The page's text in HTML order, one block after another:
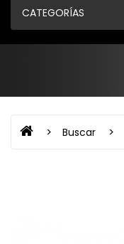
CATEGORÍAS
Buscar